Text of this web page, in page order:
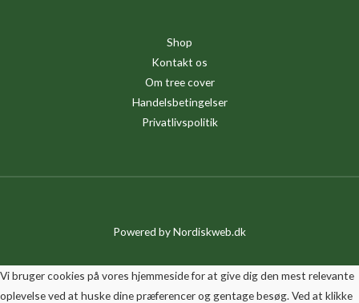
Shop
Kontakt os
Om tree cover
Handelsbetingelser
Privatlivspolitik
Powered byNordiskweb.dk
Vi bruger cookies på vores hjemmeside for at give dig den mest relevante
oplevelse ved at huske dine præferencer og gentage besøg. Ved at klikke